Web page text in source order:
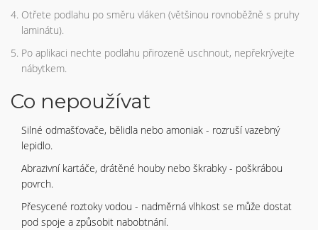
Otřete podlahu po směru vláken (většinou rovnoběžně s pruhy
laminátu).
Po aplikaci nechte podlahu přirozeně uschnout, nepřekrývejte
nábytkem.
Co nepoužívat
Silné odmašťovače, bělidla nebo amoniak - rozruší vazebný
lepidlo.
Abrazivní kartáče, drátěné houby nebo škrabky - poškrábou
povrch.
Přesycené roztoky vodou - nadměrná vlhkost se může dostat
pod spoje a způsobit nabobtnání.